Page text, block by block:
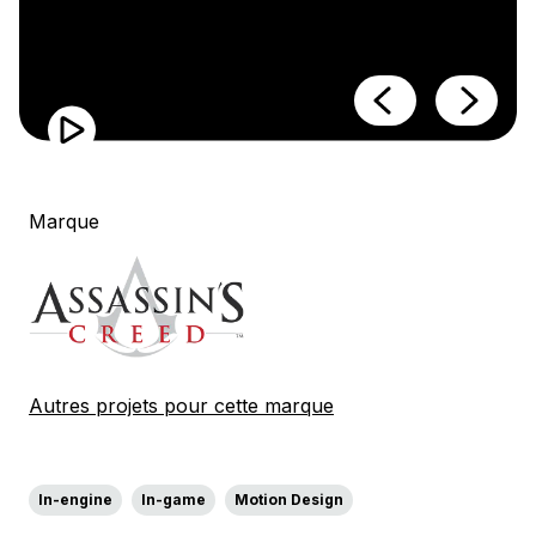
Marque
Autres projets pour cette marque
In-engine In-game Motion Design